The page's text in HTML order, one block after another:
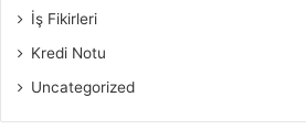
İş Fikirleri
Kredi Notu
Uncategorized